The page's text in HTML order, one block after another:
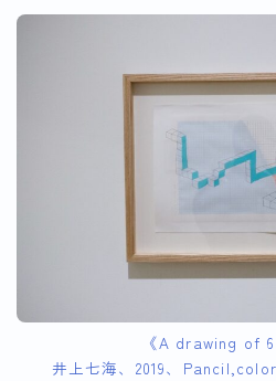
《A drawing of
井上七海、2019、